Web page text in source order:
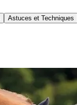
Astuces et Techniques